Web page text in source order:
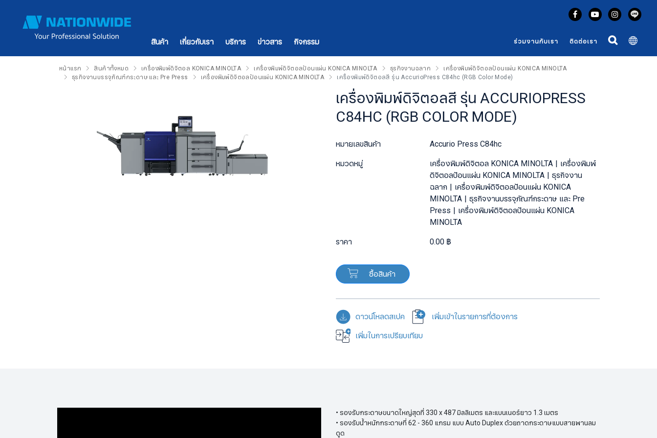
สินค้า เกี่ยวกับเรา บริการ ข่าวสาร กิจกรรม ร่วมงานกับเรา ติดต่อเรา
หน้าแรก สินค้าทั้งหมด เครื่องพิมพ์ดิจิตอล KONICA MINOLTA เครื่องพิมพ์ดิจิตอลป้อนแผ่น KONICA MINOLTA ธุรกิจงานฉลาก
เครื่องพิมพ์ดิจิตอลป้อนแผ่น KONICA MINOLTA
ธุรกิจงานบรรจุภัณฑ์กระดาษ และ Pre Press
เครื่องพิมพ์ดิจิตอลป้อนแผ่น KONICA MINOLTA เครื่องพิมพ์ดิจิตอลสี รุ่น AccurioPress C84hc (RGB Color Mode)
เครื่องพิมพ์ดิจิตอลสี รุ่น ACCURIOPRESS
C84HC (RGB COLOR MODE)
หมายเลขสินค้า
Accurio Press C84hc
หมวดหมู่
เครื่องพิมพ์ดิจิตอล KONICA MINOLTA
เครื่องพิมพ์
ดิจิตอลป้อนแผ่น KONICA MINOLTA
ธุรกิจงาน
ฉลาก
เครื่องพิมพ์ดิจิตอลป้อนแผ่น KONICA
MINOLTA
ธุรกิจงานบรรจุภัณฑ์กระดาษ และ Pre
Press
เครื่องพิมพ์ดิจิตอลป้อนแผ่น KONICA
MINOLTA
ราคา
0.00 ฿
ซื้อสินค้า
ดาวน์โหลดสเปค
เพิ่มเข้าในรายการที่ต้องการ
เพิ่มในการเปรียบเทียบ
• รองรับกระดาษขนาดใหญ่สุดที่ 330 x 487 มิลลิเมตร และแบนเนอร์ยาว 1.3 เมตร
• รองรับน้ำหนักกระดาษที่ 62 - 360 แกรม แบบ Auto Duplex ด้วยถาดกระดาษแบบสายพานลม
ดูด